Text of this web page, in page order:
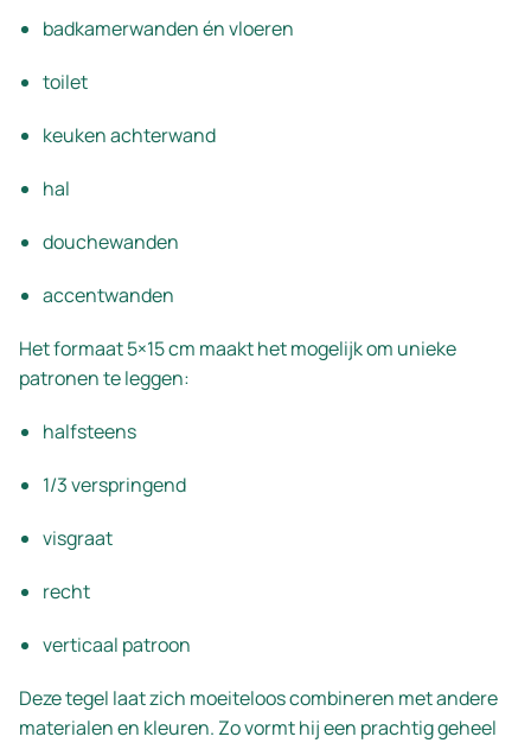
badkamerwanden én vloeren
toilet
keuken achterwand
hal
douchewanden
accentwanden
Het formaat 5×15 cm maakt het mogelijk om unieke
patronen te leggen:
halfsteens
1/3 verspringend
visgraat
recht
verticaal patroon
Deze tegel laat zich moeiteloos combineren met andere
materialen en kleuren. Zo vormt hij een prachtig geheel